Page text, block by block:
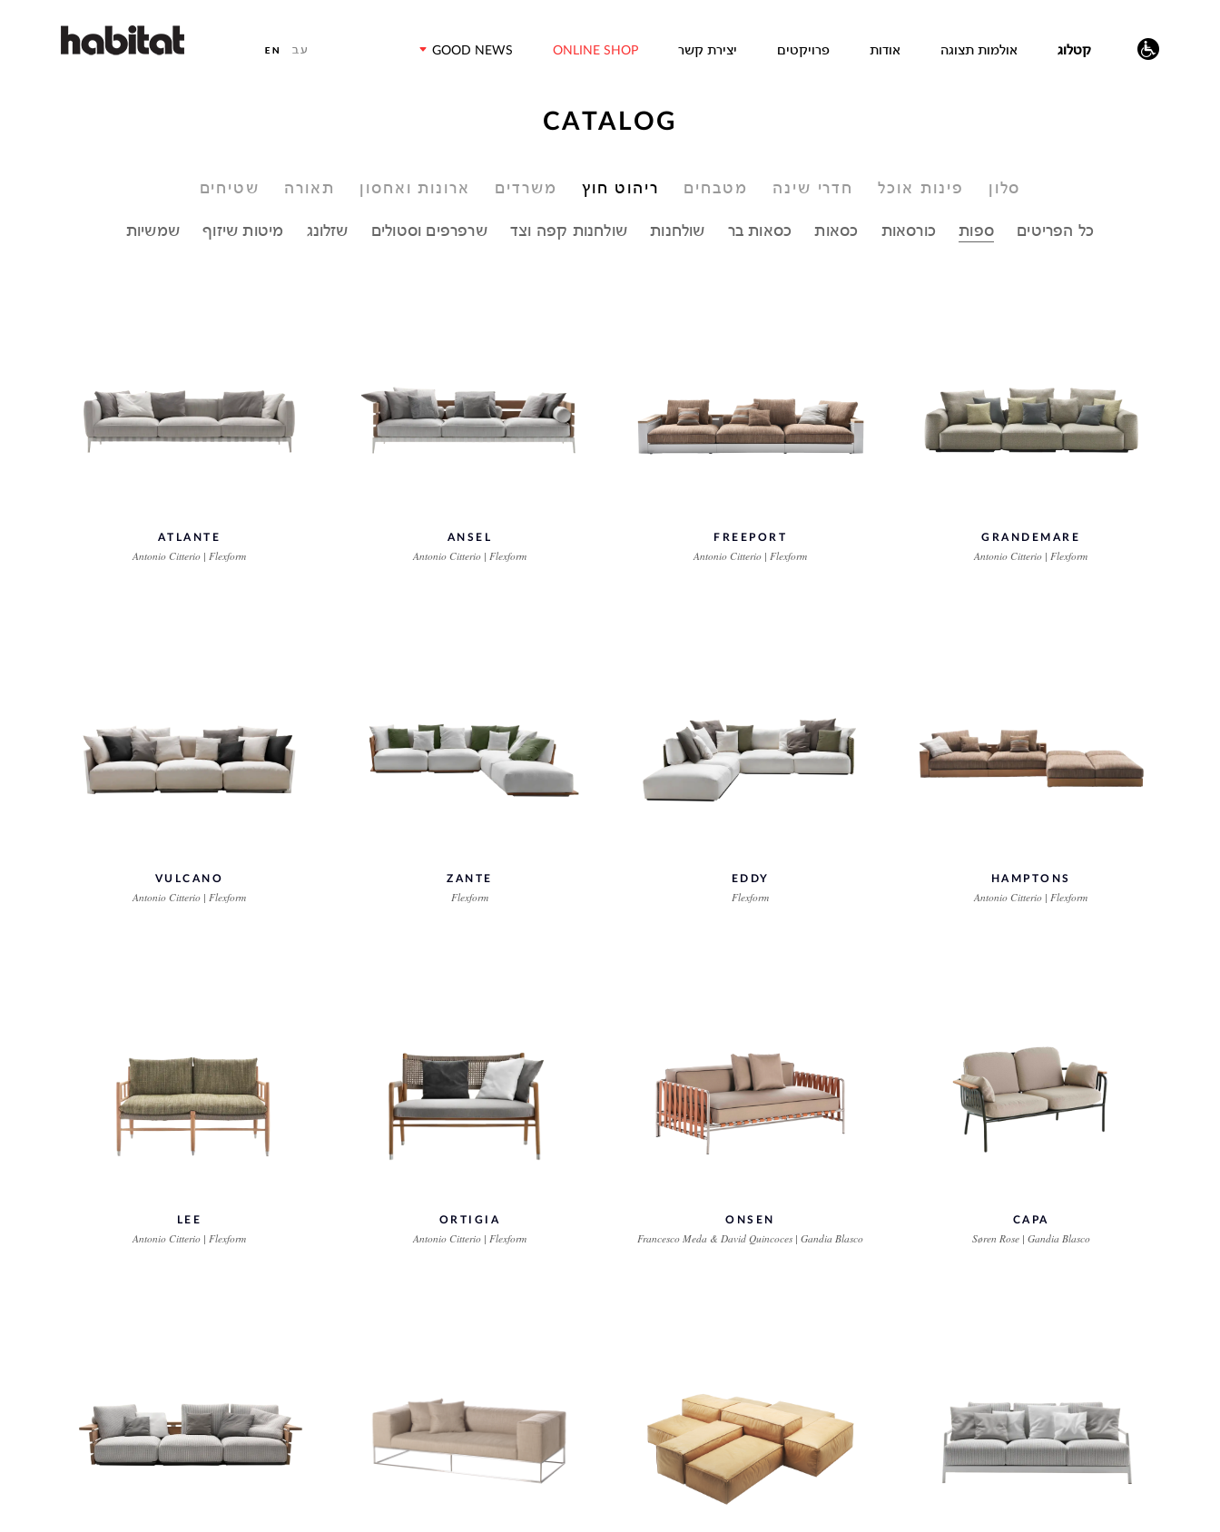
קטלוג
אולמות תצוגה אודות פרויקטים יצירת קשר ONLINE SHOP
GOOD NEWS
CATALOG
סלון פינות אוכל חדרי שינה מטבחים ריהוט חוץ משרדים ארונות ואחסון תאורה שטיחים
כל הפריטים ספות כורסאות כסאות כסאות בר שולחנות שולחנות קפה וצד שרפרפים וסטולים שזלונג מיטות שיזוף שמשיות
GRANDEMARE
Antonio Citterio | Flexform
FREEPORT
Antonio Citterio | Flexform
ANSEL
Antonio Citterio | Flexform
ATLANTE
Antonio Citterio | Flexform
HAMPTONS
Antonio Citterio | Flexform
EDDY
Flexform
ZANTE
Flexform
VULCANO
Antonio Citterio | Flexform
CAPA
Søren Rose | Gandia Blasco
ONSEN
Francesco Meda & David Quincoces | Gandia Blasco
ORTIGIA
Antonio Citterio | Flexform
LEE
Antonio Citterio | Flexform